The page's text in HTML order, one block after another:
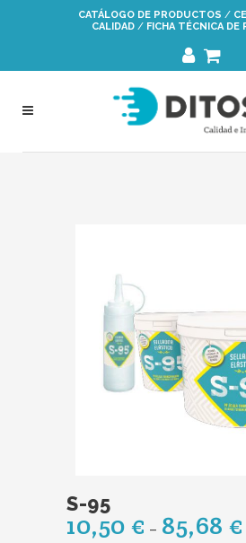
navegación
CATÁLOGO DE PRODUCTOS /
CALIDAD / FICHA TÉCNICA DE
S-95
10,50€ – 85,68€